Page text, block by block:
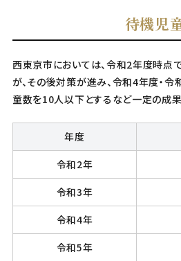
待機児
西東京市においては、令和2年度時点
が、その後対策が進み、令和4年度・
童数を10人以下とするなど一定の成果
年度
令和2年
令和3年
令和4年
令和5年